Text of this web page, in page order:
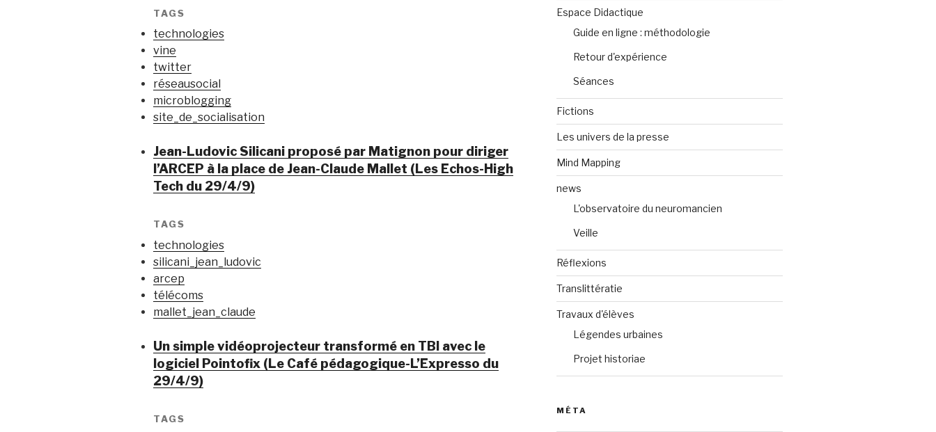
TAGS
technologies
vine
twitter
réseausocial
microblogging
site_de_socialisation
Jean-Ludovic Silicani proposé par Matignon pour diriger
l’ARCEP à la place de Jean-Claude Mallet (Les Echos-High
Tech du 29/4/9)
TAGS
technologies
silicani_jean_ludovic
arcep
télécoms
mallet_jean_claude
Un simple vidéoprojecteur transformé en TBI avec le
logiciel Pointofix (Le Café pédagogique-L’Expresso du
29/4/9)
TAGS
Espace Didactique
Guide en ligne : méthodologie
Retour d'expérience
Séances
Fictions
Les univers de la presse
Mind Mapping
news
L'observatoire du neuromancien
Veille
Réflexions
Translittératie
Travaux d'élèves
Légendes urbaines
Projet historiae
MÉTA